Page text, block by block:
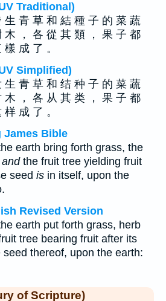
Traditional)
青 草 和 結 種 子 的 菜 蔬
木 ， 各 從 其 類 ， 果 子 都
成 了 。
Simplified)
青 草 和 结 种 子 的 菜 蔬
木 ， 各 从 其 类 ， 果 子 都
成 了 。
James Bible
earth bring forth grass, the
andthe fruit tree yielding fruit
seed is in itself, upon the
Revised Version
earth put forth grass, herb
tree bearing fruit after its
thereof, upon the earth:
of Scripture)